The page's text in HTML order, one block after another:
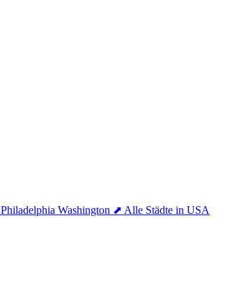
Philadelphia Washington ⬈ Alle Städte in USA